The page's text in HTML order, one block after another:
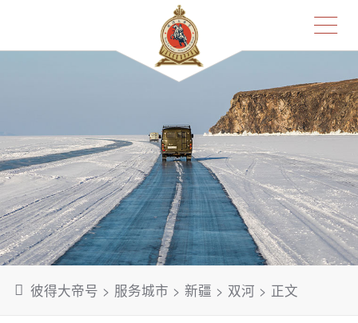
彼得大帝号 > 服务城市 > 新疆 > 双河 > 正文